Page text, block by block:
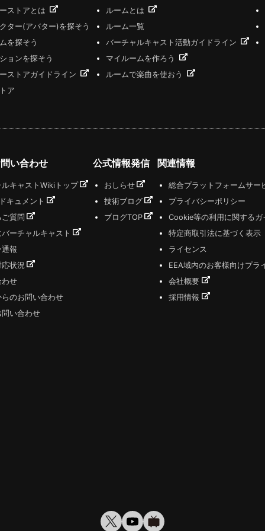
ストアとは
ター(アバター)を探そう
を探そう
ョンを探そう
ストアガイドライン
ア
ルームとは
ルーム一覧
バーチャルキャスト活動ガイドライン
マイルームを作ろう
ルームで楽曲を使おう
い合わせ
キャストWikiトップ
キュメント
質問
ーチャルキャスト
報
状況
わせ
のお問い合わせ
い合わせ
公式情報発信
おしらせ
技術ブログ
ブログTOP
関連情報
総合プラットフォームサー
プライバシーポリシー
Cookie等の利用に関するガ
特定商取引法に基づく表示
ライセンス
EEA域内のお客様向けプラ
会社概要
採用情報